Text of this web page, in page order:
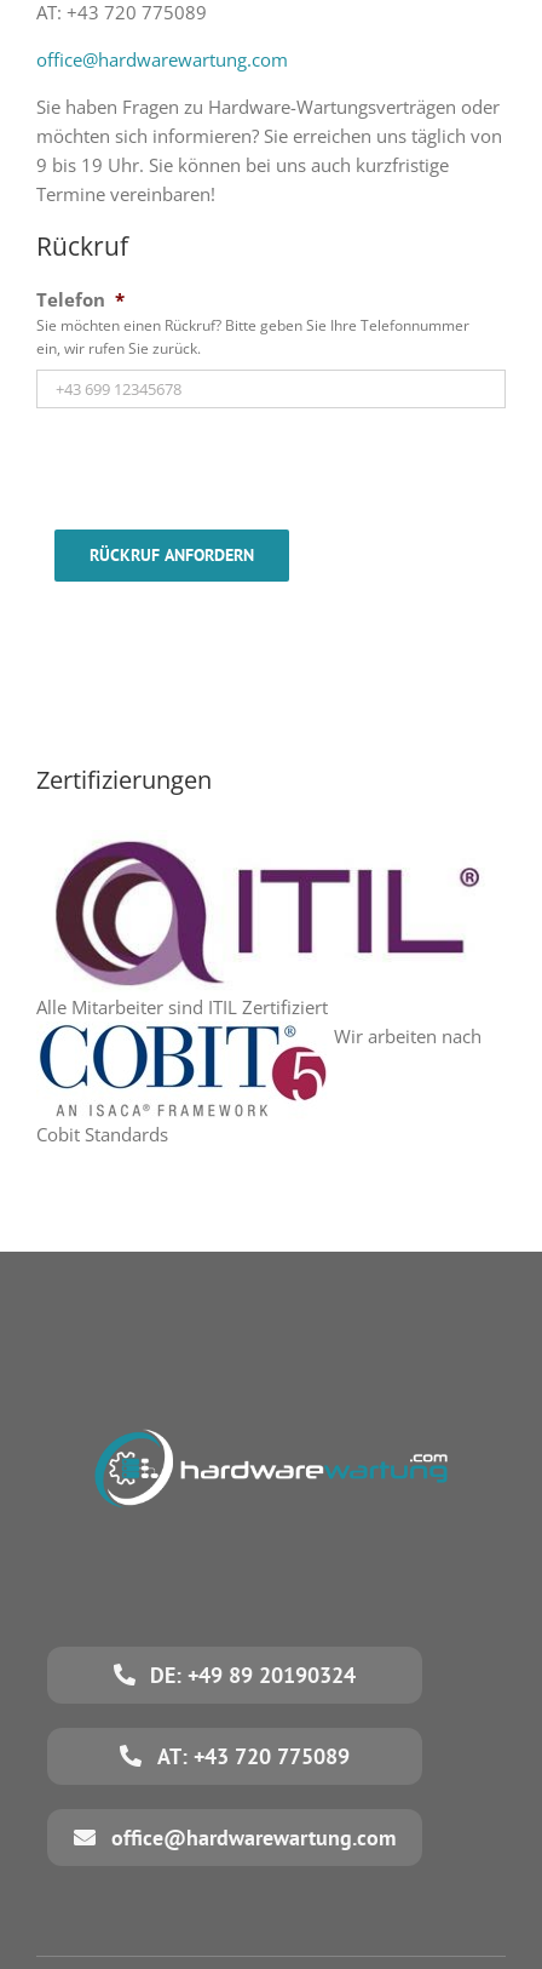
AT: +43 720 775089
office@hardwarewartung.com
Sie haben Fragen zu Hardware-Wartungsverträgen oder
möchten sich informieren? Sie erreichen uns täglich von
9 bis 19 Uhr. Sie können bei uns auch kurzfristige
Termine vereinbaren!
Rückruf
Telefon *
Sie möchten einen Rückruf? Bitte geben Sie Ihre Telefonnummer
ein, wir rufen Sie zurück.
RÜCKRUF ANFORDERN
Zertifizierungen
Alle Mitarbeiter sind ITIL Zertifiziert
Wir arbeiten nach
Cobit Standards
DE: +49 89 20190324
AT: +43 720 775089
office@hardwarewartung.com